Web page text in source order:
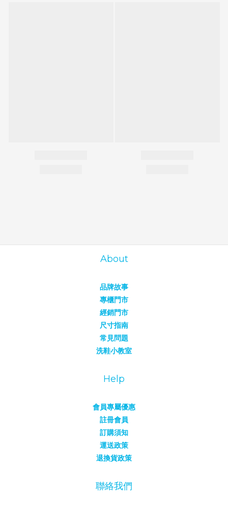
About
品牌故事
專櫃門市
經銷門市
尺寸指南
常見問題
洗鞋小教室
Help
會員專屬優惠
註冊會員
訂購須知
運送政策
退換貨政策
聯絡我們